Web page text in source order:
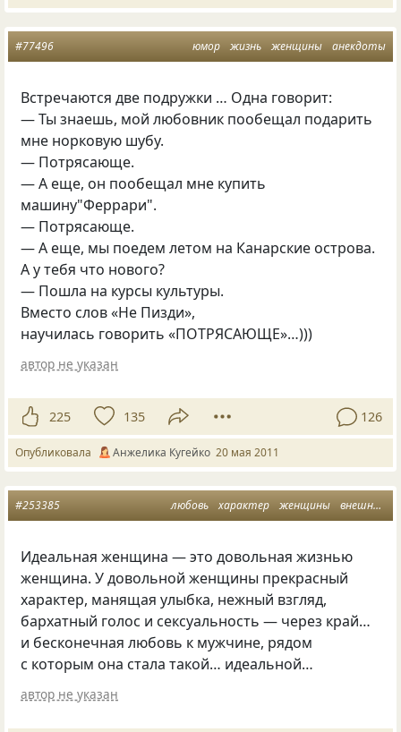
юмор жизнь женщины анекдоты
#77496
Встречаются две подружки … Одна говорит:
— Ты знаешь, мой любовник пообещал подарить
мне норковую шубу.
— Потрясающе.
— А еще, он пообещал мне купить
машину"Феррари".
— Потрясающе.
— А еще, мы поедем летом на Канарские острова.
А у тебя что нового?
— Пошла на курсы культуры.
Вместо слов«Не Пизди»,
научилась говорить «ПОТРЯСАЮЩЕ»…)))
автор не указан
225 135 126
Опубликовала Анжелика Кугейко 20 мая 2011
любовь характер женщины внешность
#253385
Идеальная женщина — это довольная жизнью
женщина. У довольной женщины прекрасный
характер, манящая улыбка, нежный взгляд,
бархатный голос и сексуальность — через край…
и бесконечная любовь к мужчине, рядом
с которым она стала такой… идеальной…
автор не указан